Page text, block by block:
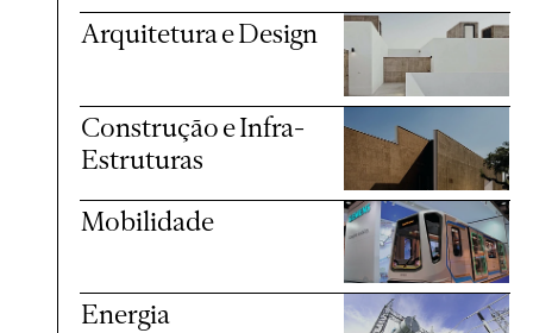
Arquitetura e Design
Construção e Infra-
Estruturas
Mobilidade
Energia